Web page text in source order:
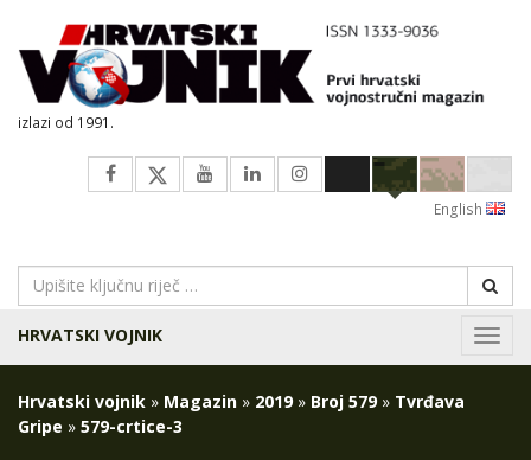
izlazi od 1991.
English
HRVATSKI VOJNIK
Hrvatski vojnik » Magazin » 2019» Broj 579» Tvrđava
Gripe » 579-crtice-3